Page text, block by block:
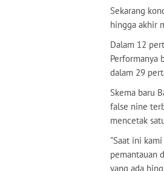
Sekarang
hingga akhir
Dalam 12
Performanya
dalam 29
Skema baru
false nine
mencetak
"Saat ini
pemantauan
yang ada